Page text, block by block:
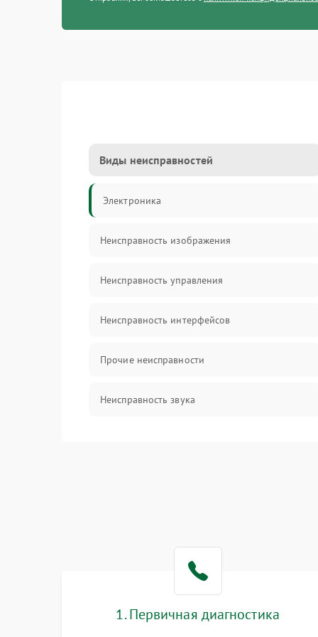
Виды неисправностей
Электроника
Неисправность изображения
Неисправность управления
Неисправность интерфейсов
Прочие неисправности
Неисправность звука
1. Первичная диагностика